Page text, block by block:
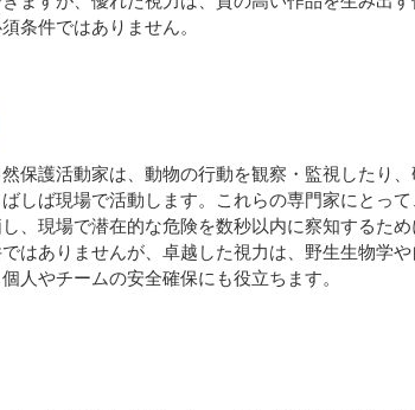
条件ではありません。
保護活動家は、動物の行動を観察・監視したり
しば現場で活動します。これらの専門家にとっ
、現場で潜在的な危険を数秒以内に察知するた
はありませんが、卓越した視力は、野生生物学
人やチームの安全確保にも役立ちます。